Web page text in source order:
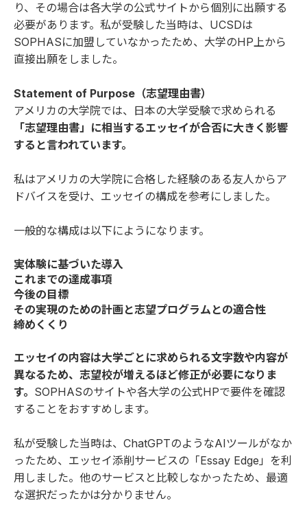
り、その場合は各大学の公式サイトから個別に出願する
必要があります。私が受験した当時は、UCSDは
SOPHASに加盟していなかったため、大学のHP上から
直接出願をしました。
Statement of Purpose（志望理由書）
アメリカの大学院では、日本の大学受験で求められる
「志望理由書」に相当するエッセイが合否に大きく影響
すると言われています。
私はアメリカの大学院に合格した経験のある友人からア
ドバイスを受け、エッセイの構成を参考にしました。
一般的な構成は以下にようになります。
実体験に基づいた導入
これまでの達成事項
今後の目標
その実現のための計画と志望プログラムとの適合性
締めくくり
エッセイの内容は大学ごとに求められる文字数や内容が
異なるため、志望校が増えるほど修正が必要になりま
す。 SOPHASのサイトや各大学の公式HPで要件を確認
することをおすすめします。
私が受験した当時は、ChatGPTのようなAIツールがなか
ったため、エッセイ添削サービスの「Essay Edge 」を利
用しました。他のサービスと比較しなかったため、最適
な選択だったかは分かりません。